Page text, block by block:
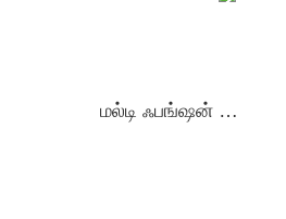
மல்டி ஃபங்ஷன் ஹெல்த் டிடெக்டர்